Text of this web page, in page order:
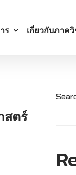
ร เกี่ยวกับภาค
สตร์